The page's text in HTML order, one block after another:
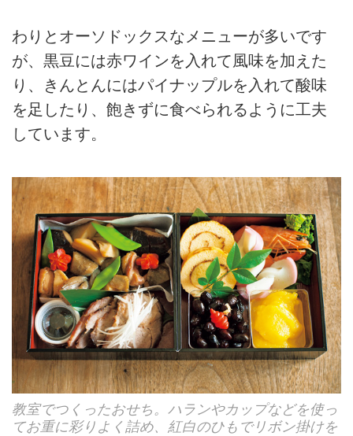
わりとオーソドックスなメニューが多いです
が、黒豆には赤ワインを入れて風味を加えた
り、きんとんにはパイナップルを入れて酸味
を足したり、飽きずに食べられるように工夫
しています。
教室でつくったおせち。ハランやカップなどを使っ
てお重に彩りよく詰め、紅白のひもでリボン掛けを